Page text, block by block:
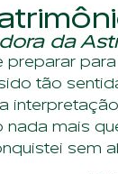
da
preparar
tão
mais
sem